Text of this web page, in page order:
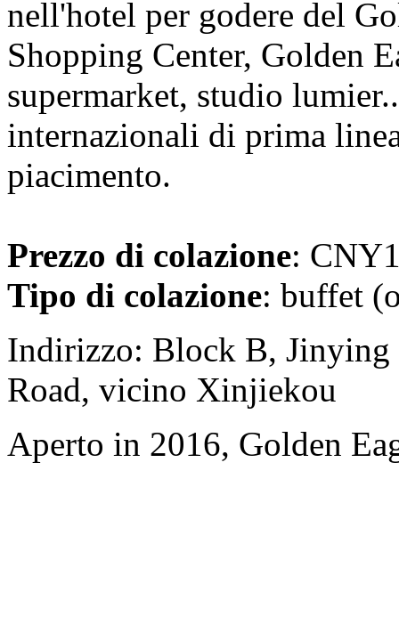
nell'hotel per godere del
Shopping Center, Golden
supermarket, studio
internazionali di prima
piacimento.
Prezzo di colazione:
Tipo di colazione: buffet
Indirizzo: Block B, Jinying
Road, vicino Xinjiekou
Aperto in 2016, Golden